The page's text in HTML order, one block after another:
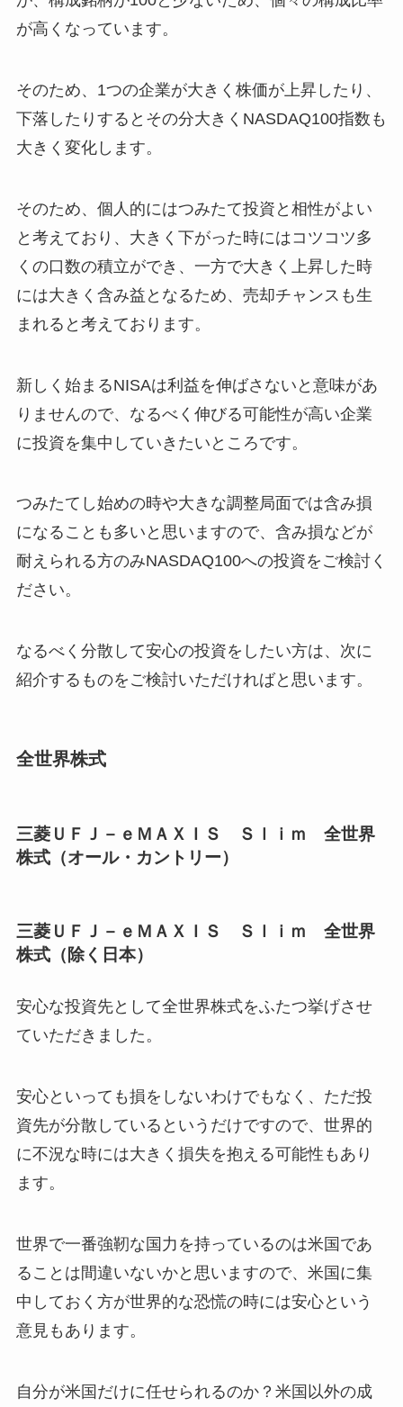
が高くなっています。
そのため、1つの企業が大きく株価が上昇したり、
下落したりするとその分大きくNASDAQ100指数も
大きく変化します。
そのため、個人的にはつみたて投資と相性がよい
と考えており、大きく下がった時にはコツコツ多
くの口数の積立ができ、一方で大きく上昇した時
には大きく含み益となるため、売却チャンスも生
まれると考えております。
新しく始まるNISAは利益を伸ばさないと意味があ
りませんので、なるべく伸びる可能性が高い企業
に投資を集中していきたいところです。
つみたてし始めの時や大きな調整局面では含み損
になることも多いと思いますので、含み損などが
耐えられる方のみNASDAQ100への投資をご検討く
ださい。
なるべく分散して安心の投資をしたい方は、次に
紹介するものをご検討いただければと思います。
全世界株式
三菱ＵＦＪ－ｅＭＡＸＩＳ Ｓｌｉｍ 全世界
株式（オール・カントリー）
三菱ＵＦＪ－ｅＭＡＸＩＳ Ｓｌｉｍ 全世界
株式（除く日本）
安心な投資先として全世界株式をふたつ挙げさせ
ていただきました。
安心といっても損をしないわけでもなく、ただ投
資先が分散しているというだけですので、世界的
に不況な時には大きく損失を抱える可能性もあり
ます。
世界で一番強靭な国力を持っているのは米国であ
ることは間違いないかと思いますので、米国に集
中しておく方が世界的な恐慌の時には安心という
意見もあります。
自分が米国だけに任せられるのか？米国以外の成